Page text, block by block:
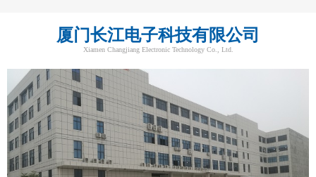
厦门长江电子科技有限公司
Xiamen Changjiang Electronic Technology Co., Ltd.